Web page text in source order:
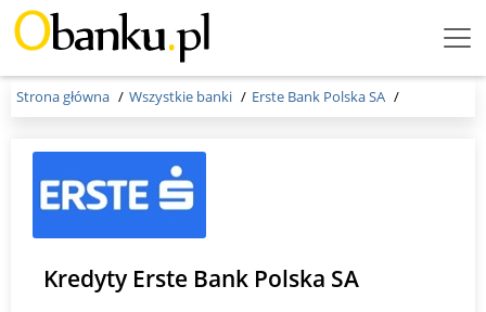
Menu
Strona główna Wszystkie banki Erste Bank Polska SA
Kredyty Erste Bank Polska SA